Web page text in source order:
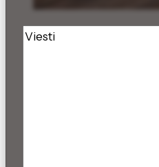
Viesti